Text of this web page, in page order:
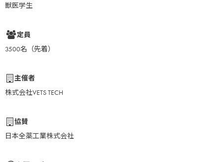
獣医学生
定員
3500名（先着）
主催者
株式会社VETS TECH
協賛
日本全薬工業株式会社